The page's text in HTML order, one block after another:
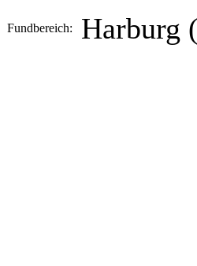
Fundbereich: Harburg